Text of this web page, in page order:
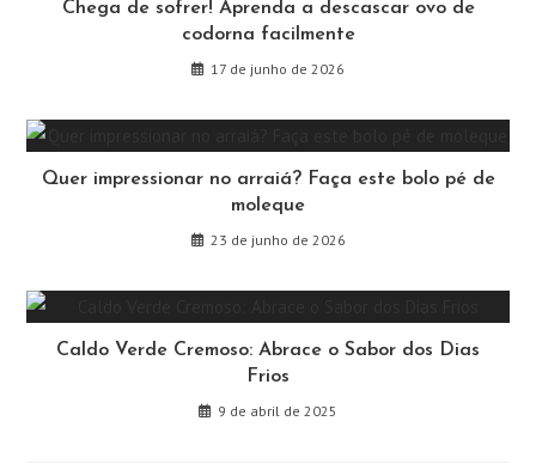
Chega de sofrer! Aprenda a descascar ovo de
codorna facilmente
17 de junho de 2026
Quer impressionar no arraiá? Faça este bolo pé de
moleque
23 de junho de 2026
Caldo Verde Cremoso: Abrace o Sabor dos Dias
Frios
9 de abril de 2025